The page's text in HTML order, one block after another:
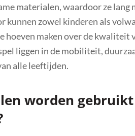
materialen, waardoor ze lang
kunnen zowel kinderen als
hoeven maken over de
liggen in de mobiliteit,
alle leeftijden.
worden